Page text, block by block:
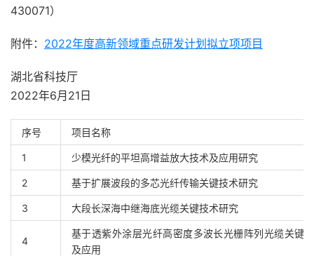
430071）
附件： 2022年度高新领域重点研发计划拟立项项目
湖北省科技厅
2022年6月21日
序号 项目名称
1 少模光纤的平坦高增益放大技术及应用研究
2 基于扩展波段的多芯光纤传输关键技术研究
3 大段长深海中继海底光缆关键技术研究
4
基于透紫外涂层光纤高密度多波长光栅阵列光缆关键
及应用